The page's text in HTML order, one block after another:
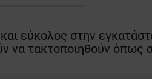
εύκολος στην
τακτοποιηθούν όπως